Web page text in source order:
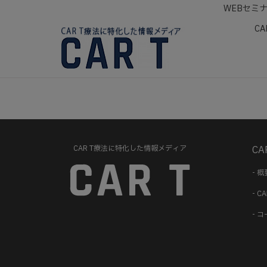
WEBセミ
CAR T療法に特化した情報メディア
- 概
-
- コ